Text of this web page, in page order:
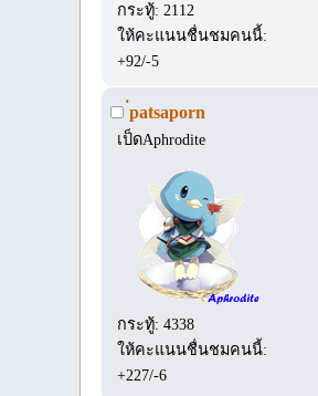
กระทู้: 2112
ให้คะแนนชื่นชมคนนี้:
+92/-5
่patsaporn
เป็ดAphrodite
กระทู้: 4338
ให้คะแนนชื่นชมคนนี้:
+227/-6